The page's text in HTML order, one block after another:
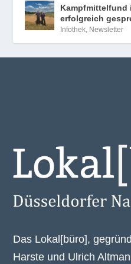
Kampfmittelfund
erfolgreich
Infothek, Newsletter
Das Lokal[büro],
Harste und Ulrich